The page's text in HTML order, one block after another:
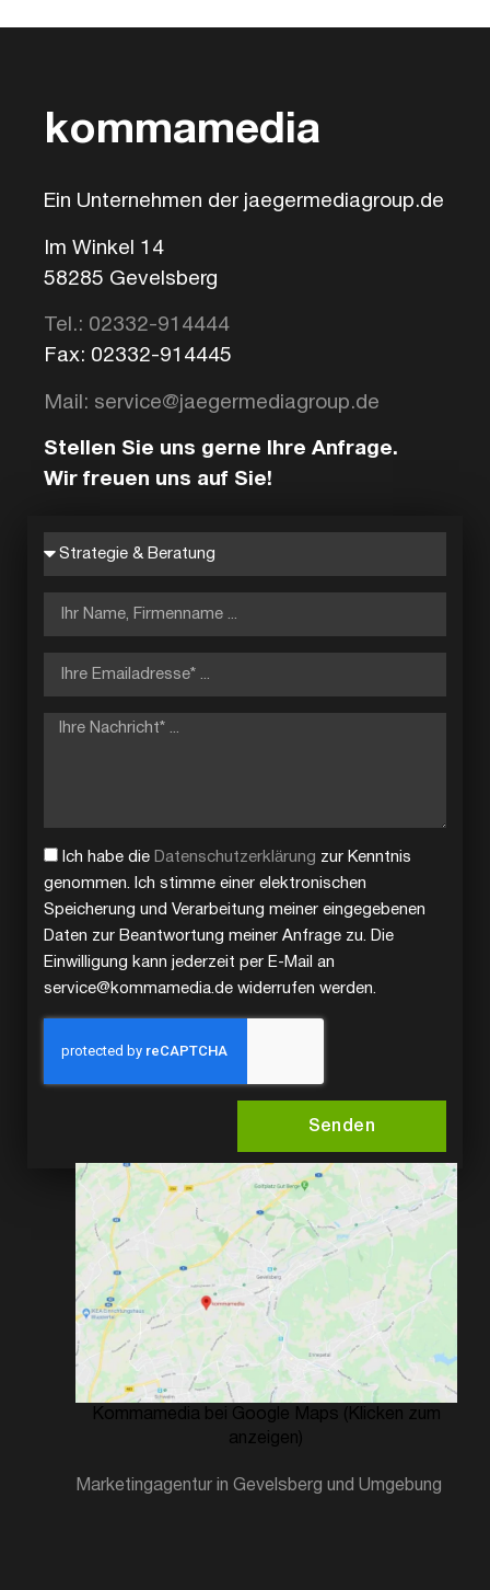
kommamedia
Ein Unternehmen der jaegermediagroup.de
Im Winkel 14
58285 Gevelsberg
Tel.: 02332-914444
Fax: 02332-914445
Mail: service@jaegermediagroup.de
Stellen Sie uns gerne Ihre Anfrage.
Wir freuen uns auf Sie!
Ich habe die Datenschutzerklärung zur Kenntnis
genommen. Ich stimme einer elektronischen
Speicherung und Verarbeitung meiner eingegebenen
Daten zur Beantwortung meiner Anfrage zu. Die
Einwilligung kann jederzeit per E-Mail an
service@kommamedia.de widerrufen werden.
Senden
Kommamedia bei Google Maps (Klicken zum
anzeigen)
Marketingagentur in Gevelsberg und Umgebung